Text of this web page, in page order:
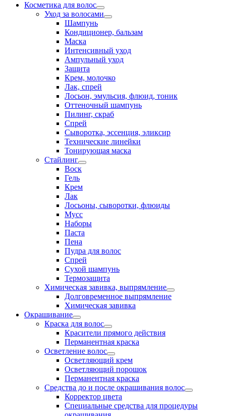
Косметика для волос
Уход за волосами
Шампунь
Кондиционер, бальзам
Маска
Интенсивный уход
Ампульный уход
Защита
Крем, молочко
Лак, спрей
Лосьон, эмульсия, флюид, тоник
Оттеночный шампунь
Пилинг, скраб
Спрей
Сыворотка, эссенция, эликсир
Технические линейки
Тонирующая маска
Стайлинг
Воск
Гель
Крем
Лак
Лосьоны, сыворотки, флюиды
Мусс
Наборы
Паста
Пена
Пудра для волос
Спрей
Сухой шампунь
Термозащита
Химическая завивка, выпрямление
Долговременное выпрямление
Химическая завивка
Окрашивание
Краска для волос
Красители прямого действия
Перманентная краска
Осветление волос
Осветляющий крем
Осветляющий порошок
Перманентная краска
Средства до и после окрашивания волос
Корректор цвета
Специальные средства для процедуры